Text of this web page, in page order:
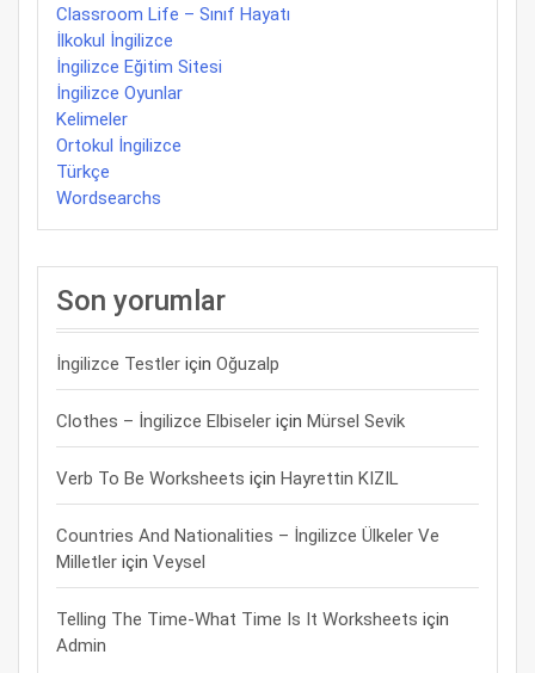
Classroom Life – Sınıf Hayatı
İlkokul İngilizce
İngilizce Eğitim Sitesi
İngilizce Oyunlar
Kelimeler
Ortokul İngilizce
Türkçe
Wordsearchs
Son yorumlar
İngilizce Testler için Oğuzalp
Clothes – İngilizce Elbiseler için Mürsel Sevik
Verb To Be Worksheets için Hayrettin KIZIL
Countries And Nationalities – İngilizce Ülkeler Ve
Milletler için Veysel
Telling The Time-What Time Is It Worksheets için
Admin